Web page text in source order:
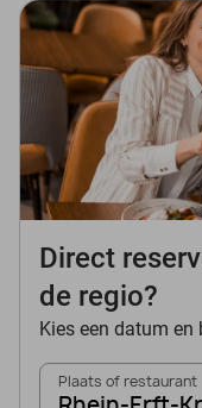
Direct
de regio?
Kies een datum
Plaats of restaurant